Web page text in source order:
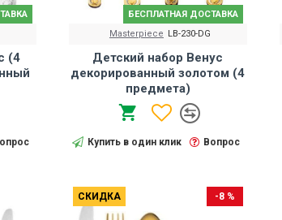
(4
БЕСПЛАТНАЯ ДОСТАВКА
Masterpiece LB-230-DG
Детский набор Венус
декорированный золотом (4
предмета)
Купить в один клик Вопрос
СКИДКА -8 %